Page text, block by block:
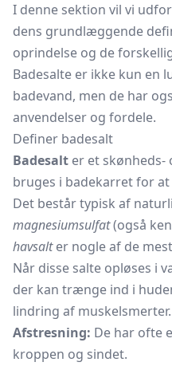
I denne sektion vil vi
dens grundlæggende
oprindelse og de
Badesalte er ikke kun en
badevand, men de har
anvendelser og fordele.
Definer badesalt
Badesalt er et
bruges i badekarret for
Det består typisk af
magnesiumsulfat(også
havsalter nogle af de
Når disse salte opløses i
der kan trænge ind i
lindring af muskelsmerter.
Afstresning: De har ofte
kroppen og sindet.